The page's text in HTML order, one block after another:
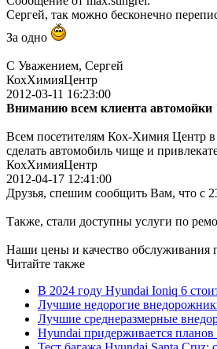
Сергей, так можно бесконечно
За одно
С Уважением, Сергей
КохХимияЦентр
2012-03-11 16:23:00
Вниманию всем клиента
Всем посетителям Кох-Химия Центр в
сделать автомобиль чище и
КохХимияЦентр
2012-04-17 12:41:00
Друзья, спешим сообщить Вам, что с
Также, стали доступны услуги по
Наши цены и качество обслуживания
Читайте также
В 2024 году Hyundai Ioniq 6
Лучшие недорогие
Лучшие среднеразмерные
Hyundai придерживается